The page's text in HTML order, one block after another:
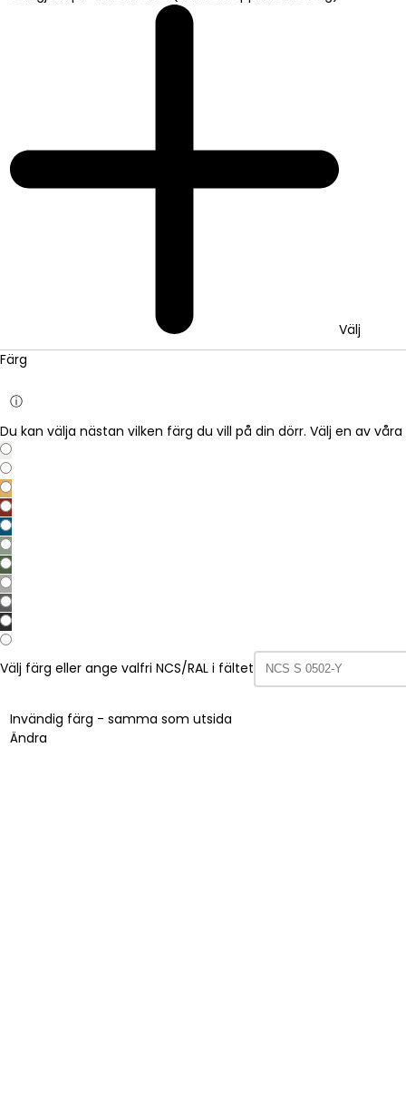
Välj
Färg
ⓘ
Du kan välja nästan vilken färg du vill på din dörr. Välj en av
Välj färg eller ange valfri NCS/RAL i fältet
Invändig färg - samma som utsida
Ändra